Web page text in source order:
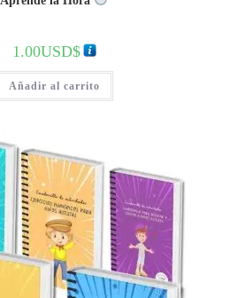
1.00USD$
Añadir al carrito